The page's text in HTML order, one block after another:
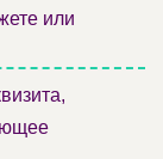
или